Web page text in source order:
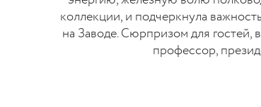
коллекции, и подчеркнула
на Заводе. Сюрпризом для гостей,
профессор,